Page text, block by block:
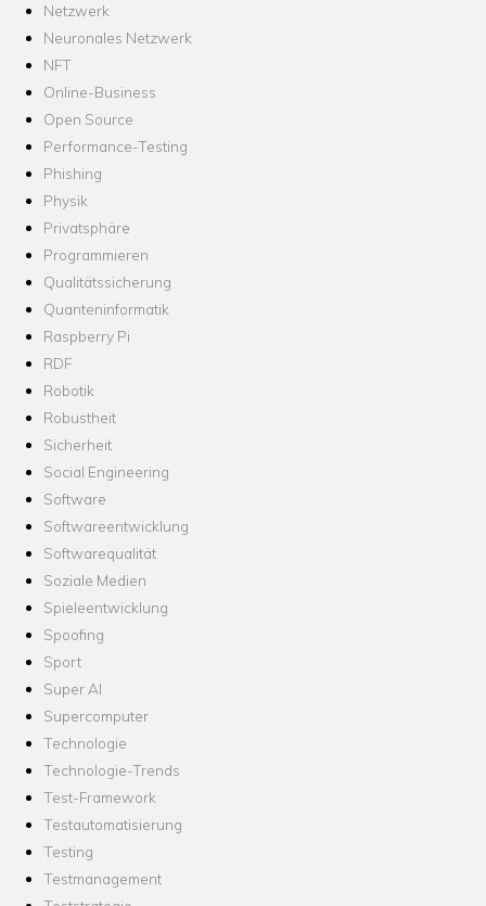
Netzwerk
Neuronales Netzwerk
NFT
Online-Business
Open Source
Performance-Testing
Phishing
Physik
Privatsphäre
Programmieren
Qualitätssicherung
Quanteninformatik
Raspberry Pi
RDF
Robotik
Robustheit
Sicherheit
Social Engineering
Software
Softwareentwicklung
Softwarequalität
Soziale Medien
Spieleentwicklung
Spoofing
Sport
Super AI
Supercomputer
Technologie
Technologie-Trends
Test-Framework
Testautomatisierung
Testing
Testmanagement